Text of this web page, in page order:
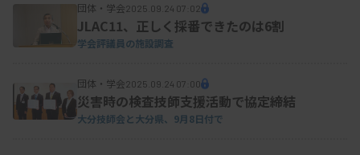
団体・学会2025.09.24 07:02
JLAC11、正しく採番できたのは6割
学会評議員の施設調査
団体・学会2025.09.24 07:00
災害時の検査技師支援活動で協定締結
大分技師会と大分県、9月8日付で